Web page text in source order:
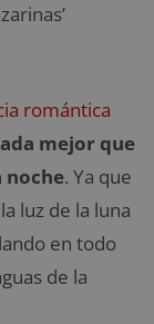
romántica
mejor que
noche. Ya que
luz de la luna
en todo
de la